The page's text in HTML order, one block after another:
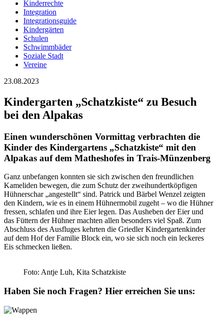
Kinderrechte
Integration
Integrationsguide
Kindergärten
Schulen
Schwimmbäder
Soziale Stadt
Vereine
23.08.2023
Kindergarten „Schatzkiste“ zu Besuch
bei den Alpakas
Einen wunderschönen Vormittag verbrachten die
Kinder des Kindergartens „Schatzkiste“ mit den
Alpakas auf dem Matheshofes in Trais-Münzenberg
Ganz unbefangen konnten sie sich zwischen den freundlichen
Kameliden bewegen, die zum Schutz der zweihundertköpfigen
Hühnerschar „angestellt“ sind. Patrick und Bärbel Wenzel zeigten
den Kindern, wie es in einem Hühnermobil zugeht – wo die Hühner
fressen, schlafen und ihre Eier legen. Das Ausheben der Eier und
das Füttern der Hühner machten allen besonders viel Spaß. Zum
Abschluss des Ausfluges kehrten die Griedler Kindergartenkinder
auf dem Hof der Familie Block ein, wo sie sich noch ein leckeres
Eis schmecken ließen.
Foto: Antje Luh, Kita Schatzkiste
Haben Sie noch Fragen? Hier erreichen Sie uns: